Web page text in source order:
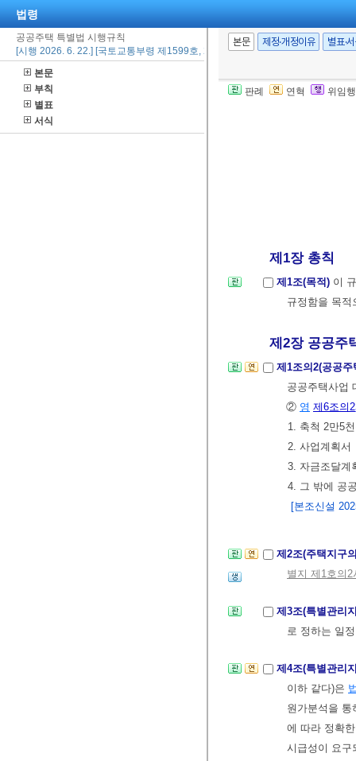
법령
공공주택 특별법 시행규칙
[시행 2026. 6. 22.] [국토교통부령 제1599호, 2026. 6. 22., 일부개정]
본문
부칙
별표
서식
본문 제정·개정이유 별표·
판례 연혁 위임
제1장 총칙
제1조(목적) 이
규정함을 목적
제2장 공공주
제1조의2(공공
공공주택사업
② 영 제6조의2
1. 축척 2만5
2. 사업계획서
3. 자금조달계
4. 그 밖에 공
[본조신설
제2조(주택지구
별지 제1호의2
제3조(특별관리
로 정하는 일
제4조(특별관리
이하 같다)은
원가분석을
에 따라 정확
시급성이 요